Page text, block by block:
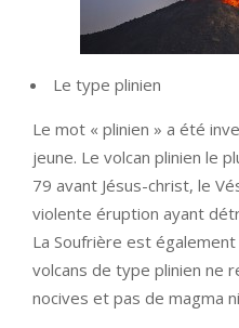
Le type plinien
Le mot « plinien » a été
jeune. Le volcan plinien le
79 avant Jésus-christ, le
violente éruption ayant
La Soufrière est
volcans de type plinien ne
nocives et pas de magma